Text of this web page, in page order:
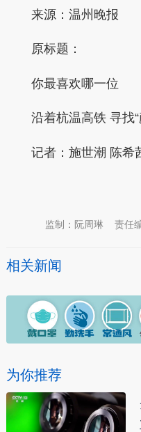
来源：温州晚报
原标题：
你最喜欢哪一位
沿着杭温高铁 寻找“
记者：施世潮 陈希
责任
监制：阮周琳
相关新闻
为你推荐